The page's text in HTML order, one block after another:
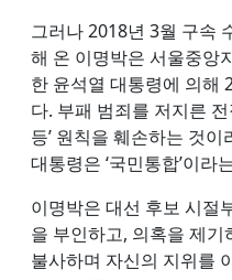
그러나 2018년 3월 구속
해 온 이명박은 서울중앙
한 윤석열 대통령에 의해
다. 부패 범죄를 저지른
등’ 원칙을 훼손하는 것
대통령은 ‘국민통합’이
이명박은 대선 후보 시절
을 부인하고, 의혹을 제
불사하며 자신의 지위를